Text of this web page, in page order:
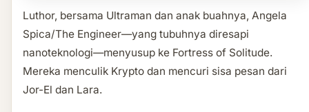
Luthor, bersama Ultraman dan anak buahnya, Angela
Spica/The Engineer—yang tubuhnya diresapi
nanoteknologi—menyusup ke Fortress of Solitude.
Mereka menculik Krypto dan mencuri sisa pesan dari
Jor-El dan Lara.